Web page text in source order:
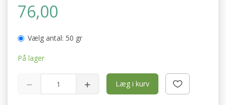
76,00
Vælg antal: 50 gr
På lager
Læg i kurv